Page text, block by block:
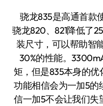
骁龙835是高通首款
骁龙820、821降低了
装尺寸，可以帮助智
30%的性能。
矩，但是835本身的优
功能相信会为一加5的
信一加5不会让我们失